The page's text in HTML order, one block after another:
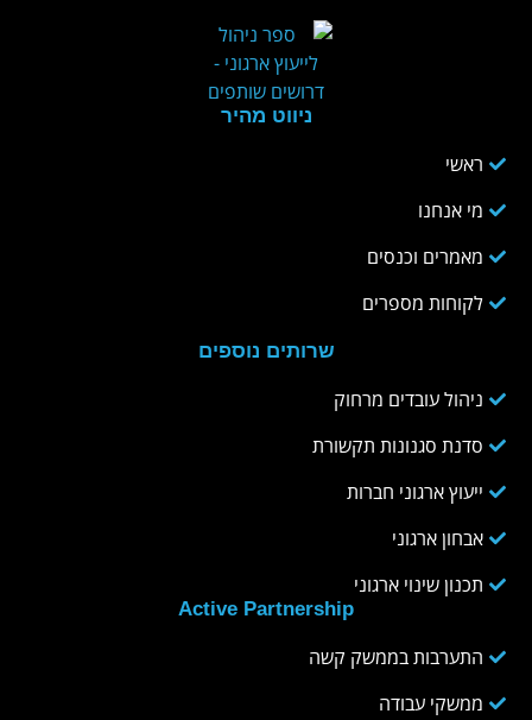
ניווט מהיר
ראשי
מי אנחנו
מאמרים וכנסים
לקוחות מספרים
שרותים נוספים
ניהול עובדים מרחוק
סדנת סגנונות תקשורת
ייעוץ ארגוני חברות
אבחון ארגוני
תכנון שינוי ארגוני
Active Partnership
התערבות בממשק קשה
ממשקי עבודה